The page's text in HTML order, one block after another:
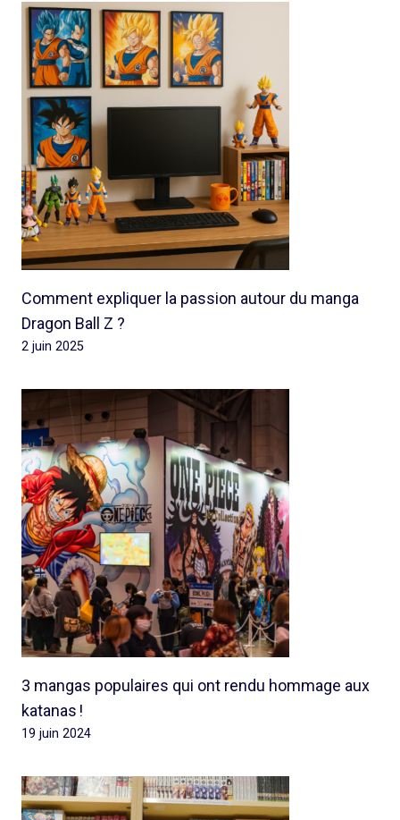
Comment expliquer la passion autour du manga
Dragon Ball Z ?
2 juin 2025
3 mangas populaires qui ont rendu hommage aux
katanas !
19 juin 2024